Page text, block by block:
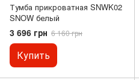
Тумба прикроватная SNWK02
SNOW белый
3 696 грн 6 160 грн
Купить